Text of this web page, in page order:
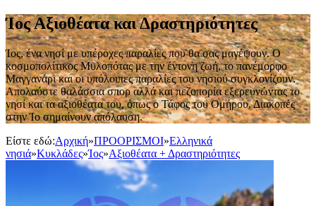
Ίος Αξιοθέατα και Δραστηριότητες
Ίος, ένα νησί με υπέροχες παραλίες που θα σας μαγέψουν. Ο
κοσμοπολίτικος Μυλοπότας με την έντονη ζωή, το πανέμορφο
Μαγγανάρι και οι υπόλοιπες παραλίες του νησιού συγκλονίζουν.
Απολαύστε θαλάσσια σπορ αλλά και πεζοπορία εξερευνώντας το
νησί και τα αξιοθέατα του, όπως ο Τάφος του Ομήρου. Διακοπές
στην Ίο σημαίνουν απόλαυση.
Είστε εδώ:Αρχική»ΠΡΟΟΡΙΣΜΟΙ»Ελληνικά
νησιά»Κυκλάδες»Ίος»Αξιοθέατα + Δραστηριότητες